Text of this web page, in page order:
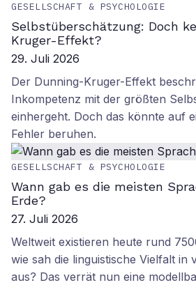
GESELLSCHAFT & PSYCHOLOGIE
Selbstüberschätzung: Doch
Kruger-Effekt?
29. Juli 2026
Der Dunning-Kruger-Effekt
Inkompetenz mit der größten
einhergeht. Doch das könnte auf
Fehler beruhen.
GESELLSCHAFT & PSYCHOLOGIE
Wann gab es die meisten
Erde?
27. Juli 2026
Weltweit existieren heute rund
wie sah die linguistische Vielfalt in
aus? Das verrät nun eine